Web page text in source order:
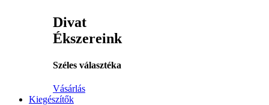
Divat
Ékszereink
Széles választéka
Vásárlás
Kiegészítők